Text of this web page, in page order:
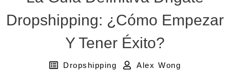
Dropshipping: ¿Cómo Empezar
Y Tener Éxito?
Dropshipping
Alex Wong